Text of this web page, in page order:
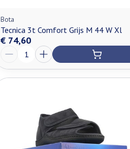
Bota
Tecnica 3t Comfort Grijs M 44 W Xl
€ 74,60